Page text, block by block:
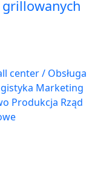
center / Obsługa
Marketing
Produkcja Rząd